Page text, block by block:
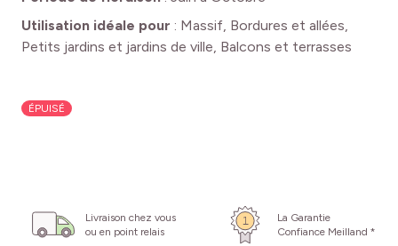
Utilisation idéale pour : Massif, Bordures et allées,
Petits jardins et jardins de ville, Balcons et terrasses
ÉPUISÉ
Livraison chez vous
ou en point relais
La Garantie
Confiance Meilland *